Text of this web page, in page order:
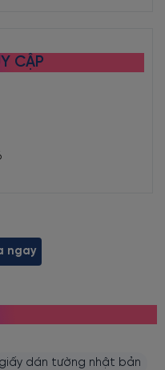
CẬP
ngay
giấy dán tường nhật bản